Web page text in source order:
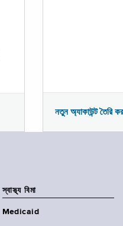
নতুন অ্যাকাউন্ট তৈরি
স্বাস্থ্য বিমা
Medicaid